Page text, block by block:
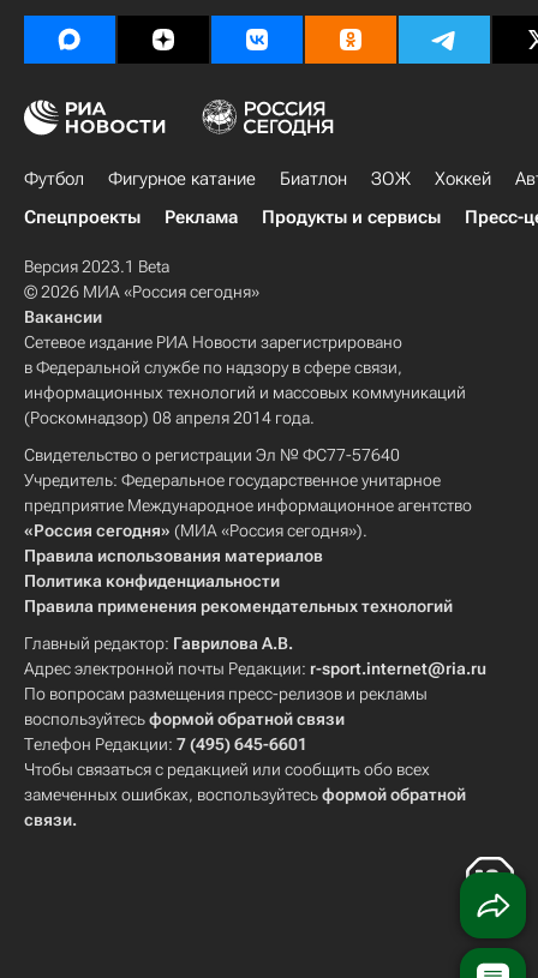
Футбол Фигурное катание Биатлон ЗОЖ Хоккей
Спецпроекты
Реклама Продукты и сервисы Пресс-
Версия 2023.1 Beta
© 2026 МИА «Россия сегодня»
Вакансии
Сетевое издание РИА Новости зарегистрировано
в Федеральной службе по надзору в сфере связи,
информационных технологий и массовых коммуникаций
(Роскомнадзор) 08 апреля 2014 года.
Свидетельство о регистрации Эл № ФС77-57640
Учредитель: Федеральное государственное унитарное
предприятие Международное информационное агентство
«Россия сегодня» (МИА «Россия сегодня»).
Правила использования материалов
Политика конфиденциальности
Правила применения рекомендательных технологий
Главный редактор: Гаврилова А.В.
Адрес электронной почты Редакции: r-sport.internet@ria.ru
По вопросам размещения пресс-релизов и рекламы
воспользуйтесьформой обратной связи
Телефон Редакции: 7 (495) 645-6601
Чтобы связаться с редакцией или сообщить обо всех
замеченных ошибках, воспользуйтесьформой обратной
связи.